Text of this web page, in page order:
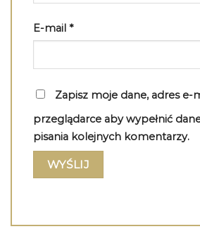
E-mail *
Zapisz moje dane, adres e-
przeglądarce aby wypełnić
pisania kolejnych komentarzy.